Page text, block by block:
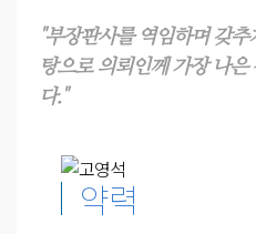
"부장판사를 역임하며 갖
탕으로 의뢰인께 가장 나
다."
약력